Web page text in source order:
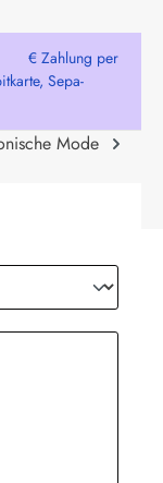
Zahlung per
Sepa-
Mode